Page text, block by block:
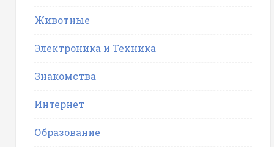
Животные
Электроника и Техника
Знакомства
Интернет
Образование